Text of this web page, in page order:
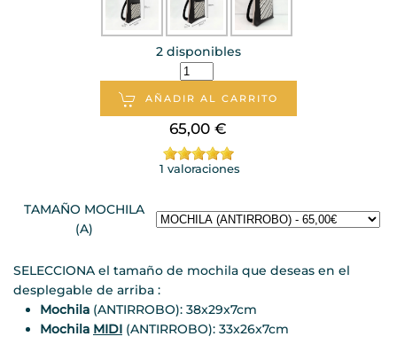
2 disponibles
AÑADIR AL CARRITO
65,00 €
1 valoraciones
TAMAÑO MOCHILA
(A)
SELECCIONA el tamaño de mochila que deseas en el
desplegable de arriba :
Mochila (ANTIRROBO): 38x29x7cm
Mochila MIDI (ANTIRROBO): 33x26x7cm